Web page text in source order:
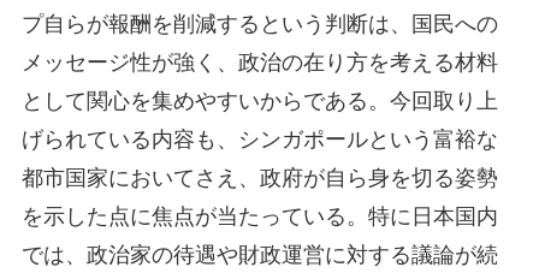
プ自らが報酬を削減するという判断は、国民への
メッセージ性が強く、政治の在り方を考える材料
として関心を集めやすいからである。今回取り上
げられている内容も、シンガポールという富裕な
都市国家においてさえ、政府が自ら身を切る姿勢
を示した点に焦点が当たっている。特に日本国内
では、政治家の待遇や財政運営に対する議論が続